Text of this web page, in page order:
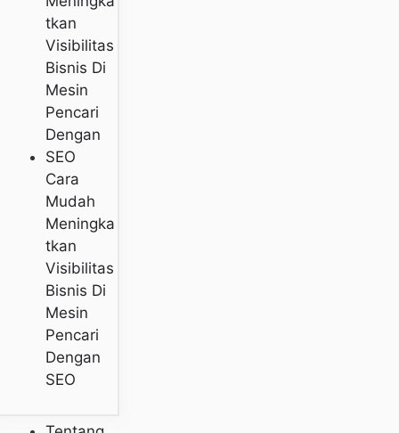
Cara
Mudah
Meningka
Tkan
Visibilitas
Bisnis Di
Mesin
Pencari
Dengan
SEO